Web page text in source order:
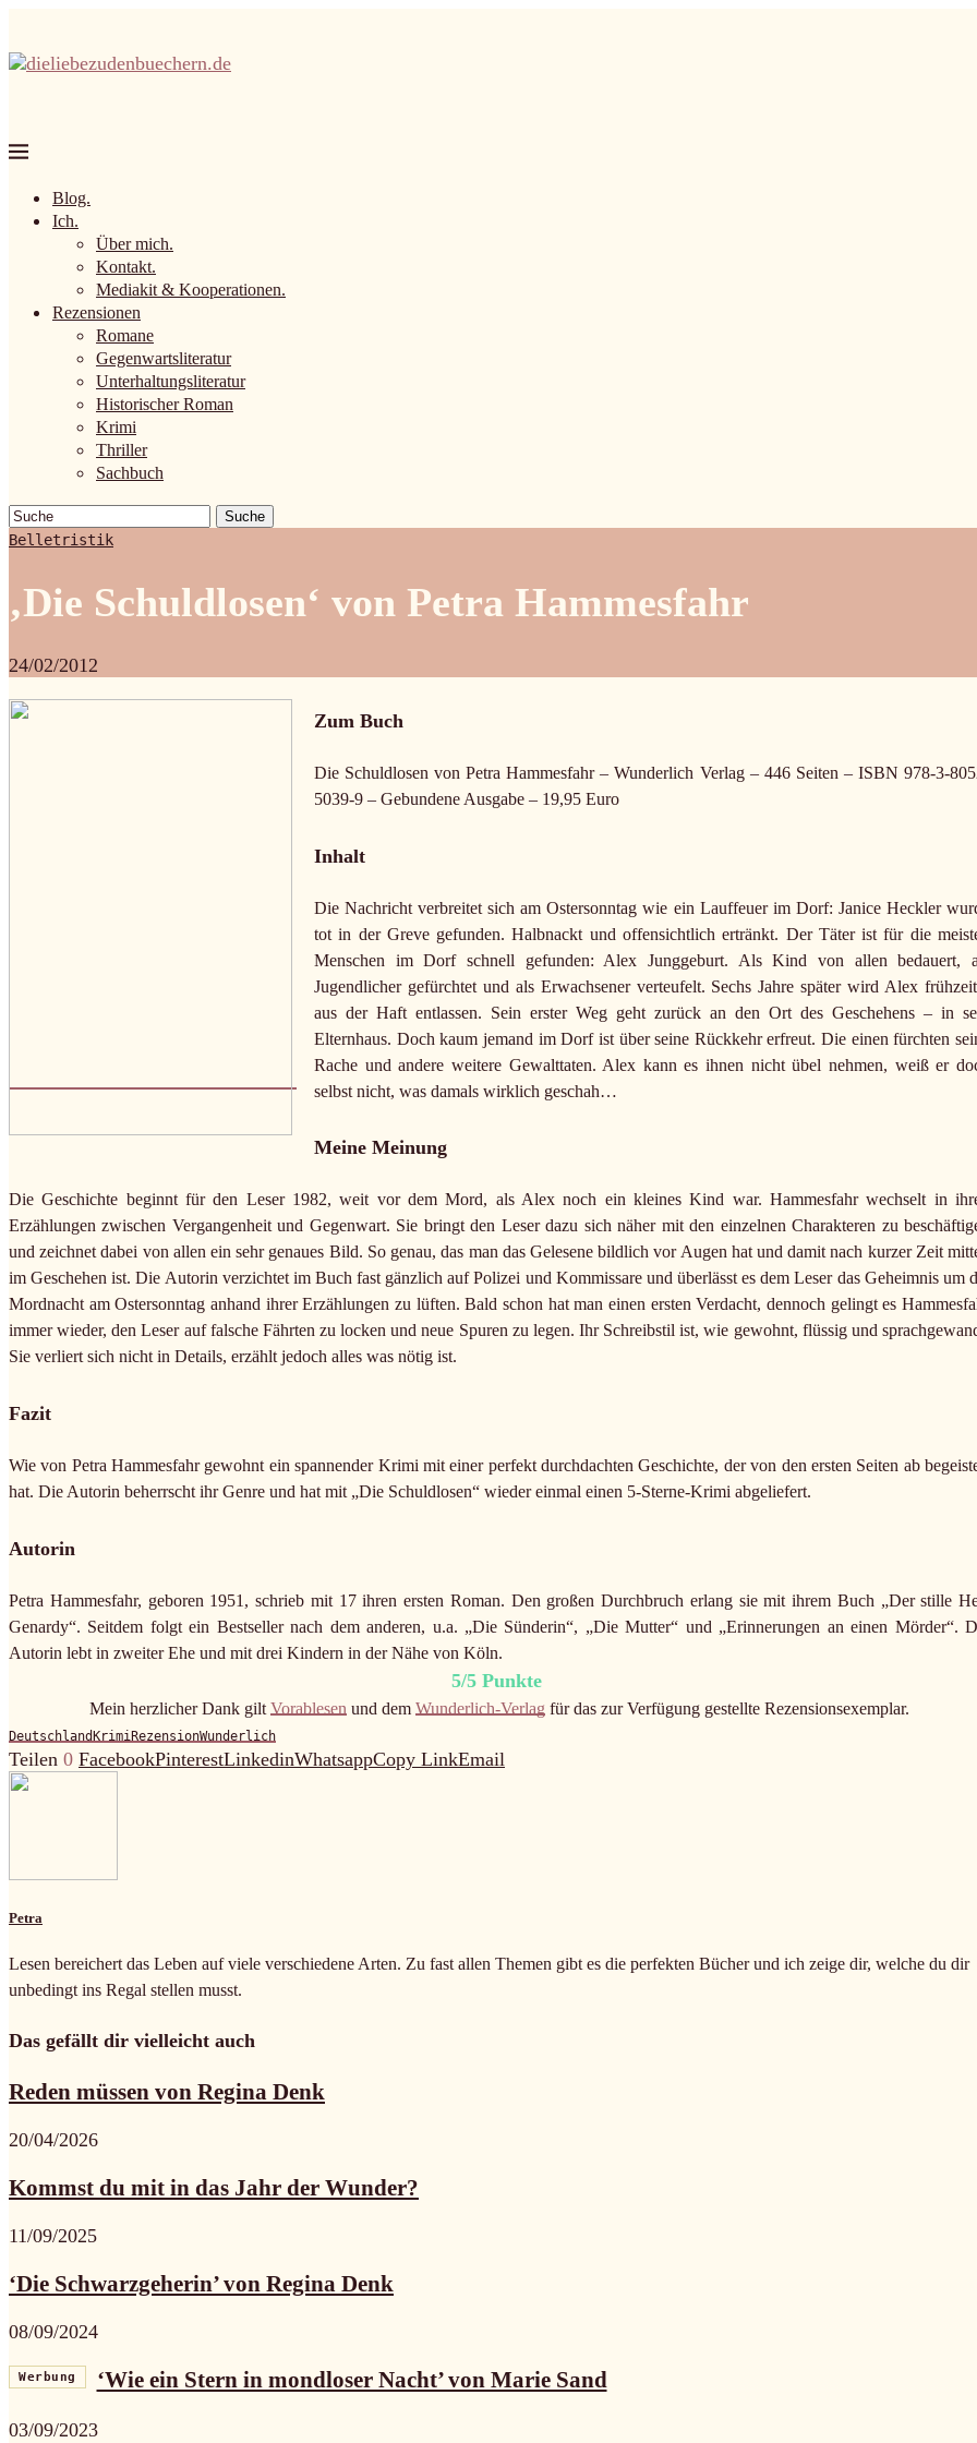
Blog.
Ich.
Über mich.
Kontakt.
Mediakit & Kooperationen.
Rezensionen
Romane
Gegenwartsliteratur
Unterhaltungsliteratur
Historischer Roman
Krimi
Thriller
Sachbuch
Suche
Belletristik
‚Die Schuldlosen‘ von Petra Hammesfahr
24/02/2012
Zum Buch
Die Schuldlosen von Petra Hammesfahr – Wunderlich Verlag – 446 Seiten – ISBN 978-3-
5039-9 – Gebundene Ausgabe – 19,95 Euro
Inhalt
Die Nachricht verbreitet sich am Ostersonntag wie ein Lauffeuer im Dorf: Janice Heckler
tot in der Greve gefunden. Halbnackt und offensichtlich ertränkt. Der Täter ist für die
Menschen im Dorf schnell gefunden: Alex Junggeburt. Als Kind von allen bedauert,
Jugendlicher gefürchtet und als Erwachsener verteufelt. Sechs Jahre später wird Alex
aus der Haft entlassen. Sein erster Weg geht zurück an den Ort des Geschehens – in
Elternhaus. Doch kaum jemand im Dorf ist über seine Rückkehr erfreut. Die einen fürchten
Rache und andere weitere Gewalttaten. Alex kann es ihnen nicht übel nehmen, weiß er
selbst nicht, was damals wirklich geschah…
Meine Meinung
Die Geschichte beginnt für den Leser 1982, weit vor dem Mord, als Alex noch ein kleines Kind war. Hammesfahr wechselt in
Erzählungen zwischen Vergangenheit und Gegenwart. Sie bringt den Leser dazu sich näher mit den einzelnen Charakteren zu
und zeichnet dabei von allen ein sehr genaues Bild. So genau, das man das Gelesene bildlich vor Augen hat und damit nach kurzer Zeit
im Geschehen ist. Die Autorin verzichtet im Buch fast gänzlich auf Polizei und Kommissare und überlässt es dem Leser das Geheimnis um
Mordnacht am Ostersonntag anhand ihrer Erzählungen zu lüften. Bald schon hat man einen ersten Verdacht, dennoch gelingt es
immer wieder, den Leser auf falsche Fährten zu locken und neue Spuren zu legen. Ihr Schreibstil ist, wie gewohnt, flüssig und
Sie verliert sich nicht in Details, erzählt jedoch alles was nötig ist.
Fazit
Wie von Petra Hammesfahr gewohnt ein spannender Krimi mit einer perfekt durchdachten Geschichte, der von den ersten Seiten ab
hat. Die Autorin beherrscht ihr Genre und hat mit „Die Schuldlosen“ wieder einmal einen 5-Sterne-Krimi abgeliefert.
Autorin
Petra Hammesfahr, geboren 1951, schrieb mit 17 ihren ersten Roman. Den großen Durchbruch erlang sie mit ihrem Buch „Der stille
Genardy“. Seitdem folgt ein Bestseller nach dem anderen, u.a. „Die Sünderin“, „Die Mutter“ und „Erinnerungen an einen Mörder“.
Autorin lebt in zweiter Ehe und mit drei Kindern in der Nähe von Köln.
5/5 Punkte
Mein herzlicher Dank gilt Vorablesen und dem Wunderlich-Verlag für das zur Verfügung gestellte Rezensionsexemplar.
Deutschland KrimiRezensionWunderlich
Teilen 0 FacebookPinterestLinkedinWhatsappCopy LinkEmail
Petra
Lesen bereichert das Leben auf viele verschiedene Arten. Zu fast allen Themen gibt es die perfekten Bücher und ich zeige dir, welche du dir
unbedingt ins Regal stellen musst.
Das gefällt dir vielleicht auch
Reden müssen von Regina Denk
20/04/2026
Kommst du mit in das Jahr der Wunder?
11/09/2025
‘Die Schwarzgeherin’ von Regina Denk
08/09/2024
Werbung ‘Wie ein Stern in mondloser Nacht’ von Marie Sand
03/09/2023